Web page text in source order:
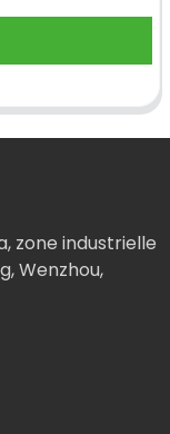
zone industrielle
Wenzhou,